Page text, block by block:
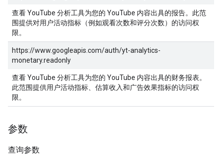
查看 YouTube 分析工具为您的 YouTube 内容出具的报告。此范
围提供对用户活动指标（例如观看次数和评分次数）的访问权
限。
https://www.googleapis.com/auth/yt-analytics-
monetary.readonly
查看 YouTube 分析工具为您的 YouTube 内容出具的财务报表。
此范围提供用户活动指标、估算收入和广告效果指标的访问权
限。
参数
查询参数